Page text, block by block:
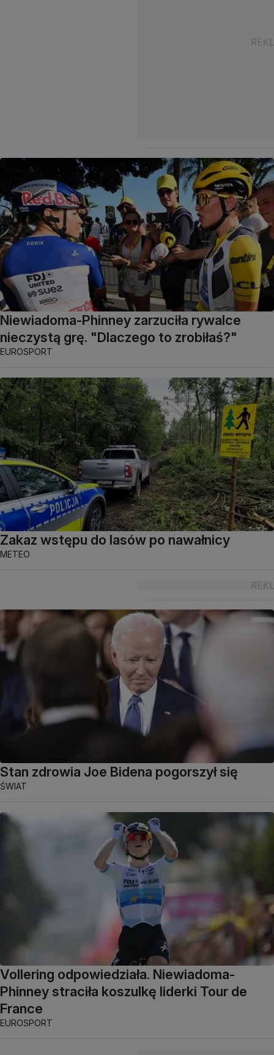
Niewiadoma-Phinney zarzuciła rywalce
nieczystą grę. "Dlaczego to zrobiłaś?"
EUROSPORT
Zakaz wstępu do lasów po nawałnicy
METEO
Stan zdrowia Joe Bidena pogorszył się
ŚWIAT
Vollering odpowiedziała. Niewiadoma-
Phinney straciła koszulkę liderki Tour de
France
EUROSPORT